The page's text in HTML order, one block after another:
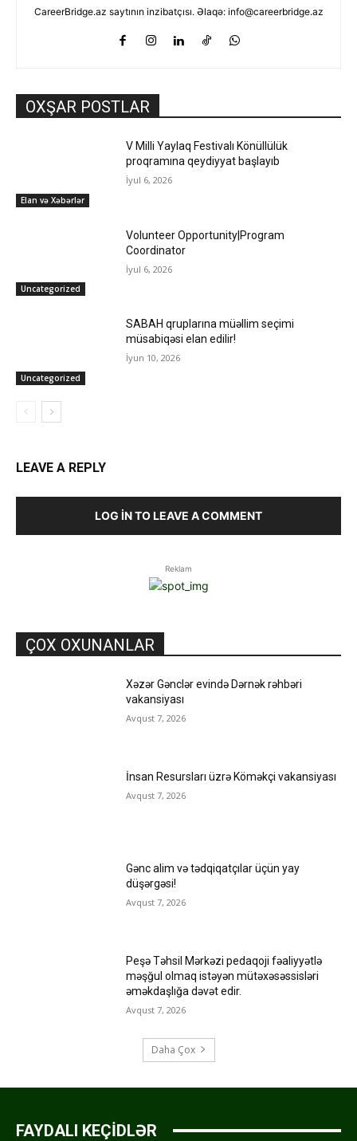
CareerBridge.az saytının inzibatçısı. Əlaqə: info@careerbridge.az
OXŞAR POSTLAR
Elan və Xəbərlər
V Milli Yaylaq Festivalı Könüllülük
proqramına qeydiyyat başlayıb
İyul 6, 2026
Uncategorized
Volunteer Opportunity|Program
Coordinator
İyul 6, 2026
Uncategorized
SABAH qruplarına müəllim seçimi
müsabiqəsi elan edilir!
İyun 10, 2026
LEAVE A REPLY
LOG IN TO LEAVE A COMMENT
Reklam
ÇOX OXUNANLAR
Xəzər Gənclər evində Dərnək rəhbəri
vakansiyası
Avqust 7, 2026
İnsan Resursları üzrə Köməkçi vakansiyası
Avqust 7, 2026
Gənc alim və tədqiqatçılar üçün yay
düşərgəsi!
Avqust 7, 2026
Peşə Təhsil Mərkəzi pedaqoji fəaliyyətlə
məşğul olmaq istəyən mütəxəsəssisləri
əməkdaşlığa dəvət edir.
Avqust 7, 2026
Daha Çox
FAYDALI KEÇİDLƏR